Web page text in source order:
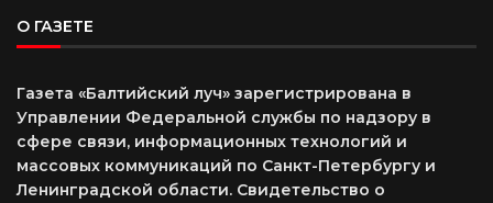
О ГАЗЕТЕ
Газета «Балтийский луч» зарегистрирована в
Управлении Федеральной службы по надзору в
сфере связи, информационных технологий и
массовых коммуникаций по Санкт-Петербургу и
Ленинградской области. Свидетельство о